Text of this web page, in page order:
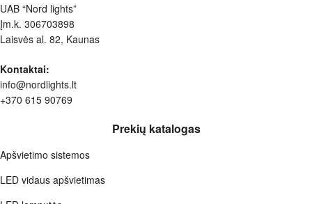
UAB “Nord lights”
Įm.k. 306703898
Laisvės al. 82, Kaunas
Kontaktai:
info@nordlights.lt
+370 615 90769
Prekių katalogas
Apšvietimo sistemos
LED vidaus apšvietimas